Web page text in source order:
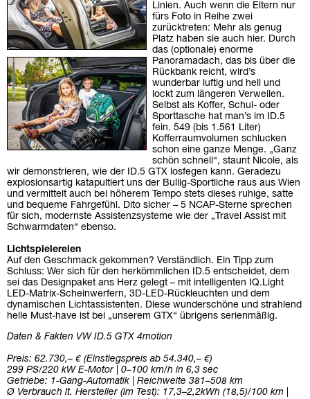
Linien. Auch wenn die Eltern nur
fürs Foto in Reihe zwei
zurücktreten: Mehr als genug
Platz haben sie auch hier. Durch
das (optionale) enorme
Panorama­dach, das bis über die
Rückbank reicht, wird’s
wunderbar luftig und hell und
lockt zum längeren Verweilen.
Selbst als Koffer, Schul- oder
Sporttasche hat man’s im ID.5
fein. 549 (bis 1.561 Liter)
Kofferraumvolumen schlucken
schon eine ganze Menge. „Ganz
schön schnell“, staunt Nicole, als
wir demonstrieren, wie der ID.5 GTX losfegen kann. Geradezu
explosionsartig katapultiert uns der Bullig-Sportliche raus aus Wien
und vermittelt auch bei höherem Tempo stets dieses ruhige, satte
und bequeme Fahrgefühl. Dito sicher – 5 NCAP-Sterne sprechen
für sich, modernste Assistenzsysteme wie der „Travel Assist mit
Schwarmdaten“ ebenso.
Lichtspielereien
Auf den Geschmack gekommen? Verständlich. Ein Tipp zum
Schluss: Wer sich für den herkömmlichen ID.5 entscheidet, dem
sei das Designpaket ans Herz gelegt – mit intelligenten IQ.Light
LED-Matrix-Scheinwerfern, 3D-LED-Rückleuchten und dem
dynamischen Lichtassistenten. Diese wunderschöne und strahlend
helle Must-have ist bei „unserem GTX“ übrigens serienmäßig.
Daten & Fakten VW ID.5 GTX 4motion
Preis: 62.730,– € (Einstiegspreis ab 54.340,– €)
299 PS/220 kW E-Motor | 0–100 km/h in 6,3 sec
Getriebe: 1-Gang-Automatik | Reichweite 381–508 km
Ø Verbrauch lt. Hersteller (im Test): 17,3–2,2kWh (18,5)/100 km |